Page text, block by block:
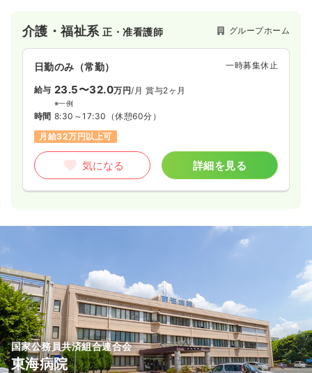
目指します。
介護・福祉系正・准看護師 グループホーム
日勤のみ（常勤） 一時募集休止
給与 23.5〜32.0万円/月 賞与2ヶ月
※一例
時間 8:30～17:30 （休憩60分）
月給32万円以上可
気になる 詳細を見る
国家公務員共済組合連合会
東海病院